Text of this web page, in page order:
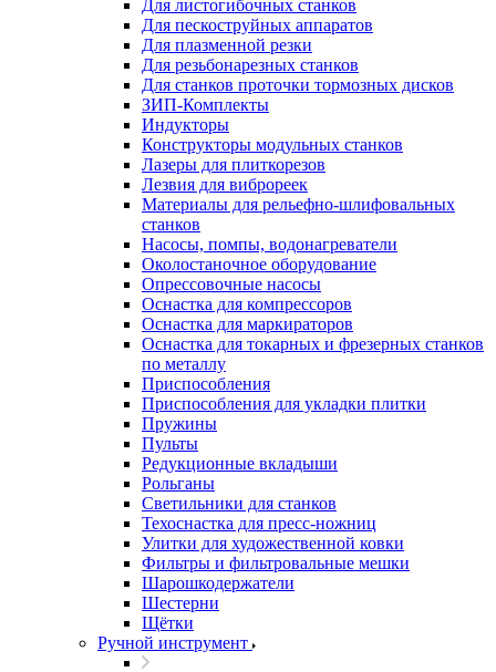
Для листогибочных станков
Для пескоструйных аппаратов
Для плазменной резки
Для резьбонарезных станков
Для станков проточки тормозных дисков
ЗИП-Комплекты
Индукторы
Конструкторы модульных станков
Лазеры для плиткорезов
Лезвия для виброреек
Материалы для рельефно-шлифовальных
станков
Насосы, помпы, водонагреватели
Околостаночное оборудование
Опрессовочные насосы
Оснастка для компрессоров
Оснастка для маркираторов
Оснастка для токарных и фрезерных станков
по металлу
Приспособления
Приспособления для укладки плитки
Пружины
Пульты
Редукционные вкладыши
Рольганы
Светильники для станков
Техоснастка для пресс-ножниц
Улитки для художественной ковки
Фильтры и фильтровальные мешки
Шарошкодержатели
Шестерни
Щётки
Ручной инструмент